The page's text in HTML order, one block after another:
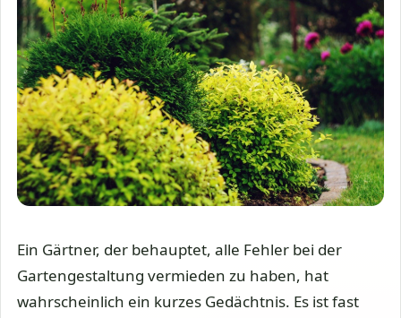
Ein Gärtner, der behauptet, alle Fehler bei der
Gartengestaltung vermieden zu haben, hat
wahrscheinlich ein kurzes Gedächtnis. Es ist fast